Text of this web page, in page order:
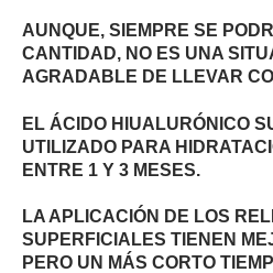
AUNQUE, SIEMPRE SE
CANTIDAD, NO ES UNA
AGRADABLE DE LLEVAR
EL ÁCIDO HIUALURÓNICO
UTILIZADO PARA
ENTRE 1 Y 3 MESES.
LA APLICACIÓN DE LOS
SUPERFICIALES TIENEN
PERO UN MÁS CORTO